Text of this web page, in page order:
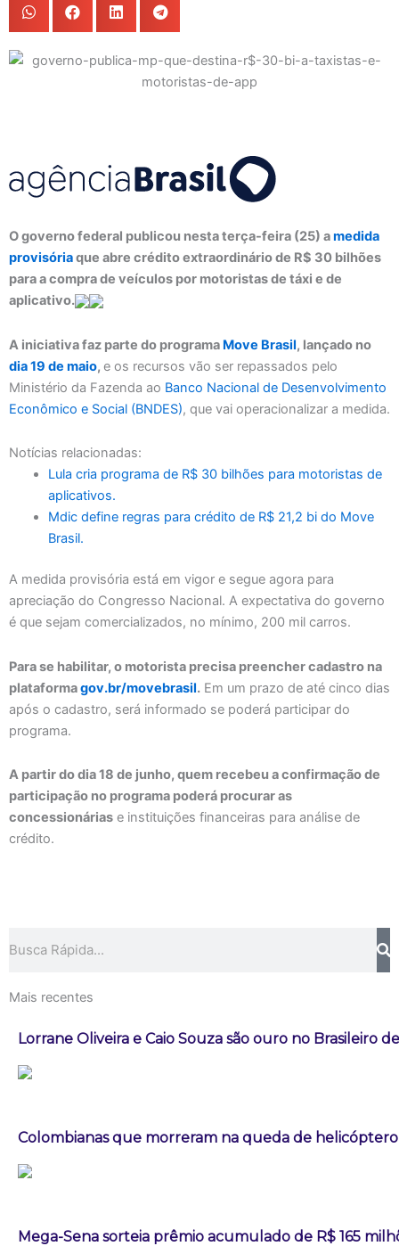
O governo federal publicou nesta terça-feira (25) amedida
provisóriaque abre crédito extraordinário de R$ 30 bilhões
para a compra de veículos por motoristas de táxi e de
aplicativo.
A iniciativa faz parte do programa Move Brasil, lançado no
dia 19 de maio, e os recursos vão ser repassados pelo
Ministério da Fazenda ao Banco Nacional de Desenvolvimento
Econômico e Social (BNDES), que vai operacionalizar a medida.
Notícias relacionadas:
Lula cria programa de R$ 30 bilhões para motoristas de
aplicativos.
Mdic define regras para crédito de R$ 21,2 bi do Move
Brasil.
A medida provisória está em vigor e segue agora para
apreciação do Congresso Nacional. A expectativa do governo
é que sejam comercializados, no mínimo, 200 mil carros.
Para se habilitar, o motorista precisa preencher cadastro na
plataformagov.br/movebrasil. Em um prazo de até cinco dias
após o cadastro, será informado se poderá participar do
programa.
A partir do dia 18 de junho, quem recebeu a confirmação de
participação no programa poderá procurar as
concessionárias e instituições financeiras para análise de
crédito.
Mais recentes
Lorrane Oliveira e Caio Souza são ouro no Brasileiro
Colombianas que morreram na queda de
Mega-Sena sorteia prêmio acumulado de R$ 165